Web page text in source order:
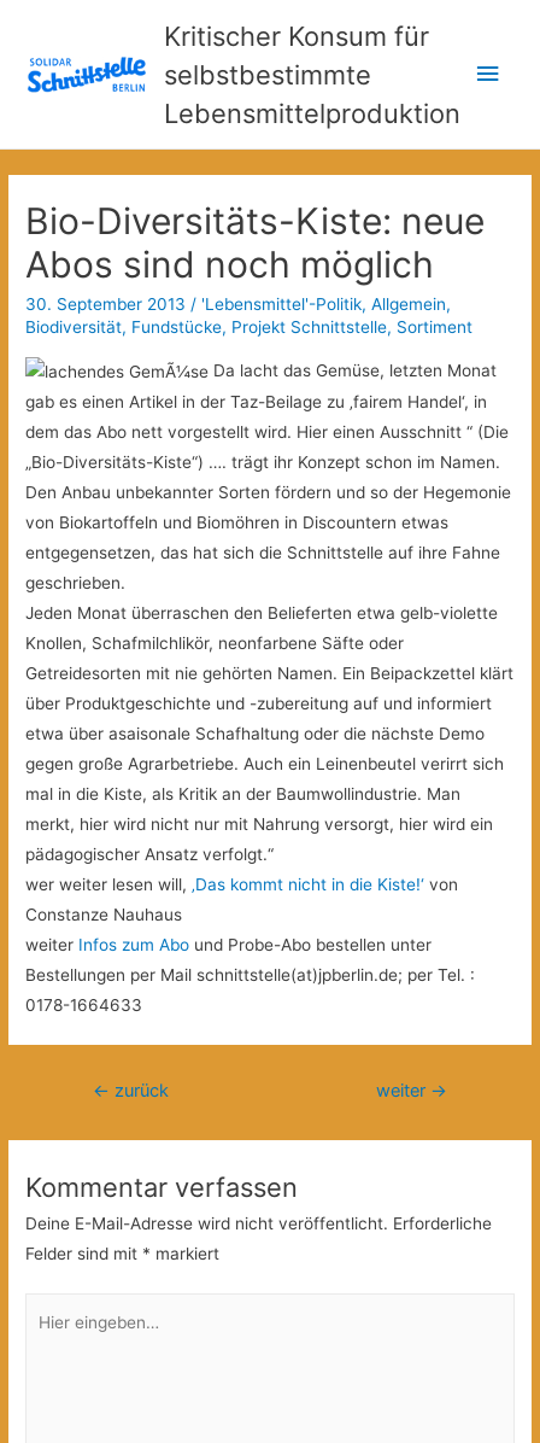
Kritischer Konsum für
selbstbestimmte
Lebensmittelproduktion
Bio-Diversitäts-Kiste: neue
Abos sind noch möglich
30. September 2013 / 'Lebensmittel'-Politik,Allgemein,
Biodiversität, Fundstücke, Projekt Schnittstelle, Sortiment
Da lacht das Gemüse, letzten Monat
gab es einen Artikel in der Taz-Beilage zu ‚fairem Handel‘, in
dem das Abo nett vorgestellt wird. Hier einen Ausschnitt “ (Die
„Bio-Diversitäts-Kiste“) …. trägt ihr Konzept schon im Namen.
Den Anbau unbekannter Sorten fördern und so der Hegemonie
von Biokartoffeln und Biomöhren in Discounternetwas
entgegensetzen, das hat sich die Schnittstelle auf ihre Fahne
geschrieben.
Jeden Monat überraschen den Belieferten etwa gelb-violette
Knollen, Schafmilchlikör, neonfarbene Säfte oder
Getreidesorten mit nie gehörten Namen. Ein Beipackzettel klärt
über Produktgeschichte und -zubereitung auf und informiert
etwa über asaisonale Schafhaltung oder die nächste Demo
gegen große Agrarbetriebe. Auch ein Leinenbeutel verirrt sich
mal in die Kiste, als Kritik an der Baumwollindustrie. Man
merkt, hier wird nicht nur mit Nahrung versorgt, hier wird ein
pädagogischer Ansatz verfolgt.“
wer weiter lesen will, ‚Das kommt nicht in die Kiste!‘ von
Constanze Nauhaus
weiter Infos zum Abo und Probe-Abo bestellen unter
Bestellungen per Mail schnittstelle(at)jpberlin.de; per Tel. :
0178-1664633
Beitragsnavigation
← zurück weiter →
Kommentar verfassen
Deine E-Mail-Adresse wird nicht veröffentlicht. Erforderliche
Felder sind mit * markiert
eingeben…